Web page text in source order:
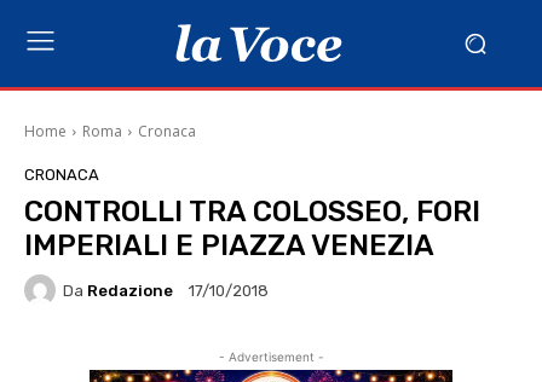
Home Roma Cronaca
CRONACA
CONTROLLI TRA COLOSSEO, FORI
IMPERIALI E PIAZZA VENEZIA
Da Redazione 17/10/2018
- Advertisement -